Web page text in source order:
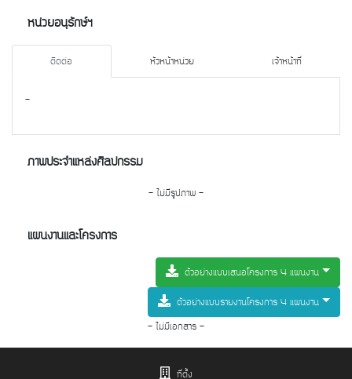
หน่วยอนุรักษ์ฯ
ติดต่อ หัวหน้าหน่วย เจ้าหน้าที่
-
ภาพประจำแหล่งศิลปกรรม
- ไม่มีรูปภาพ -
แผนงานและโครงการ
ตัวอย่างแบบเสนอโครงการ 4 แผนงาน
ตัวอย่างแบบรายงานโครงการ 4 แผนงาน
- ไม่มีเอกสาร -
ที่ตั้ง